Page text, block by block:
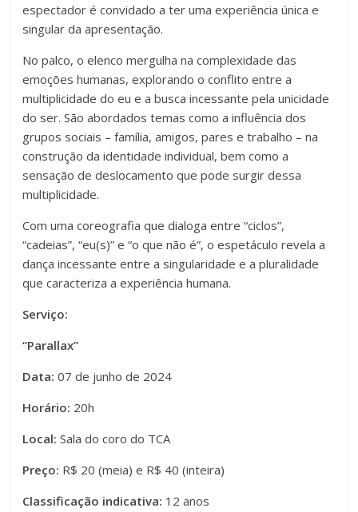
espectador é convidado a ter uma experiência única e
singular da apresentação.
No palco, o elenco mergulha na complexidade das
emoções humanas, explorando o conflito entre a
multiplicidade do eu e a busca incessante pela unicidade
do ser. São abordados temas como a influência dos
grupos sociais – família, amigos, pares e trabalho – na
construção da identidade individual, bem como a
sensação de deslocamento que pode surgir dessa
multiplicidade.
Com uma coreografia que dialoga entre “ciclos”,
“cadeias”, “eu(s)” e “o que não é”, o espetáculo revela a
dança incessante entre a singularidade e a pluralidade
que caracteriza a experiência humana.
Serviço:
“Parallax”
Data:07 de junho de 2024
Horário: 20h
Local: Sala do coro do TCA
Preço: R$ 20 (meia) e R$ 40 (inteira)
Classificação indicativa: 12 anos